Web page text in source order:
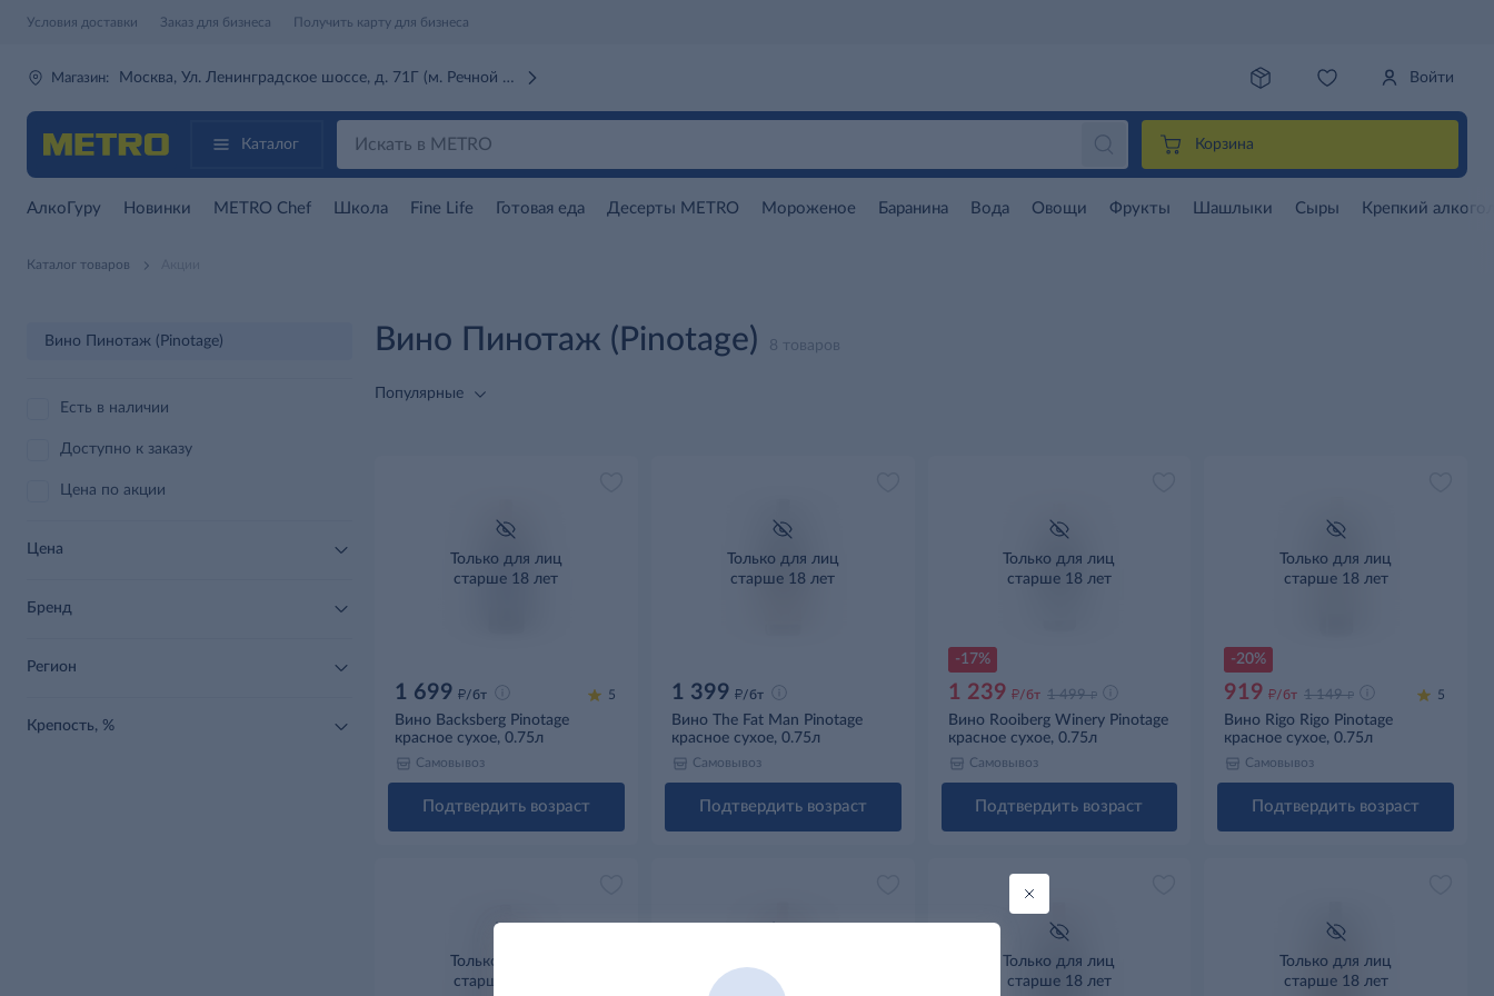
Условия доставки Заказ для бизнеса Получить карту для бизнеса
Магазин: Москва, Ул. Ленинградское шоссе, д. 71Г (м. Речной вокзал) Войти
Каталог Корзина
АлкоГуру Новинки METRO Chef Школа Fine Life Готовая еда Десерты METRO Мороженое Баранина Вода Овощи Фрукты Шашлыки Сыры Крепкий
Каталог товаров
Вино Пинотаж (Pinotage)
Есть в наличии
Доступно к заказу
Цена по акции
Цена
Бренд
Регион
Крепость, %
Вино Пинотаж (Pinotage) 8 товаров
Популярные
Только для лиц
старше 18 лет
1 699 д/бт 5
Вино Backsberg Pinotage
красное сухое, 0.75л
Самовывоз
Подтвердить возраст
Только для лиц
старше 18 лет
1 399 д/бт
Вино The Fat Man Pinotage
красное сухое, 0.75л
Самовывоз
Подтвердить возраст
-17%
Только для лиц
старше 18 лет
1 239 д/бт 1 499 д
Вино Rooiberg Winery Pinotage
красное сухое, 0.75л
Самовывоз
Подтвердить возраст
-20%
Только для лиц
старше 18 лет
919 д/бт 1 149 д 5
Вино Rigo Rigo Pinotage
красное сухое, 0.75л
Самовывоз
Подтвердить возраст
Только для лиц
старше 18 лет
старше 18 лет
Только для лиц
старше 18 лет
Только для лиц
старше 18 лет